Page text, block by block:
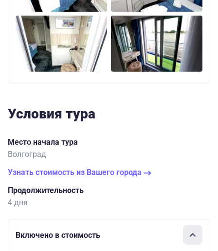
Условия тура
Место начала тура
Волгоград
Узнать стоимость из Вашего города
Продолжительность
4 дня
Включено в стоимость